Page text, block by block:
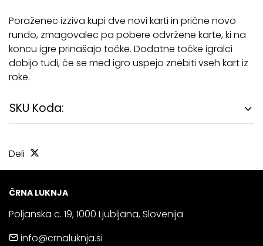
Poraženec izziva kupi dve novi karti in prične novo
rundo, zmagovalec pa pobere odvržene karte, ki na
koncu igre prinašajo točke. Dodatne točke igralci
dobijo tudi, če se med igro uspejo znebiti vseh kart iz
roke.
SKU Koda:
Deli
ČRNA LUKNJA
Poljanska c. 19, 1000 Ljubljana, Slovenija
info@crnaluknja.si